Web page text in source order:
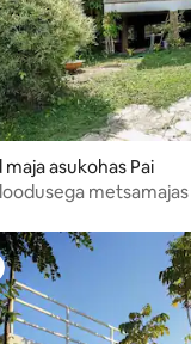
asukohas Pai
metsamajas